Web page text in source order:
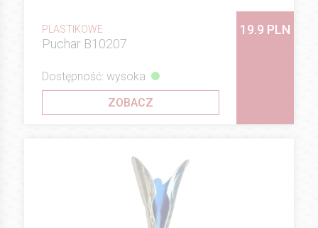
PLASTIKOWE
Puchar B10207
19.9 PLN
Dostępność: wysoka
ZOBACZ